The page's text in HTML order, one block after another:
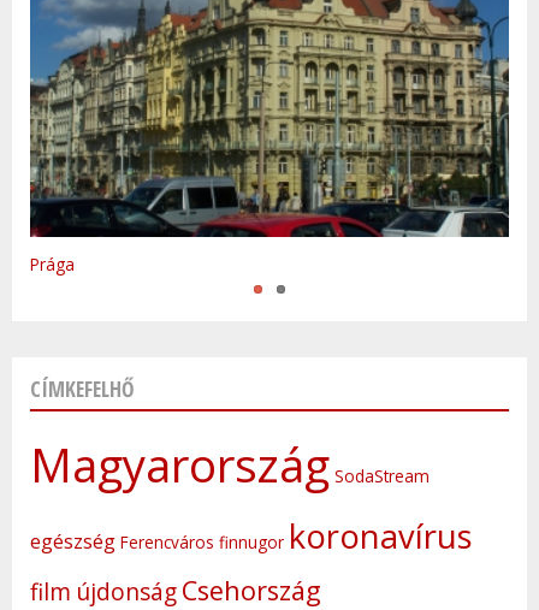
Prága
Varsó
CÍMKEFELHŐ
Magyarország SodaStream
egészség Ferencváros finnugor koronavírus
film újdonságCsehország